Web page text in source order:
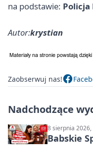
na podstawie: Policja
Autor:krystian
Zaobserwuj nas!
Nadchodzące
8 sierpnia 2026,
Babskie